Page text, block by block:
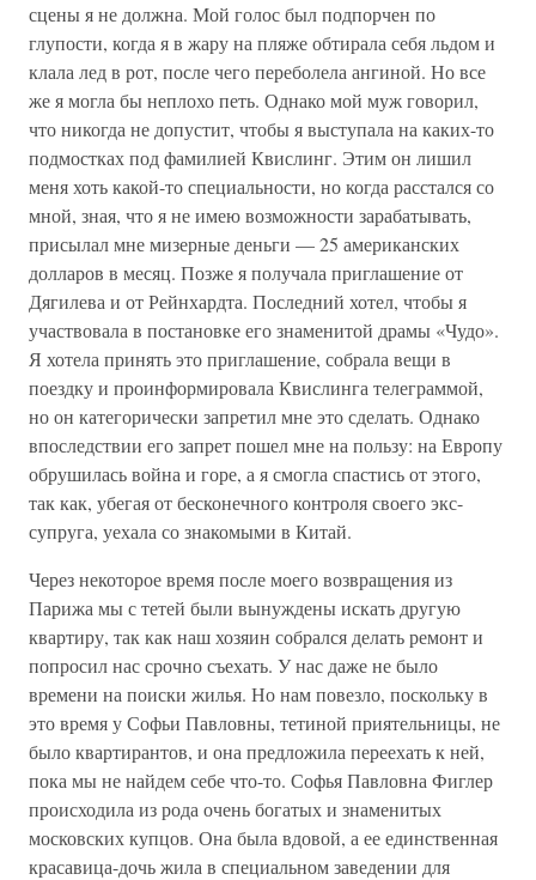
сцены я не должна. Мой голос был подпорчен по
глупости, когда я в жару на пляже обтирала себя льдом и
клала лед в рот, после чего переболела ангиной. Но все
же я могла бы неплохо петь. Однако мой муж говорил,
что никогда не допустит, чтобы я выступала на каких-то
подмостках под фамилией Квислинг. Этим он лишил
меня хоть какой-то специальности, но когда расстался со
мной, зная, что я не имею возможности зарабатывать,
присылал мне мизерные деньги — 25 американских
долларов в месяц. Позже я получала приглашение от
Дягилева и от Рейнхардта. Последний хотел, чтобы я
участвовала в постановке его знаменитой драмы «Чудо».
Я хотела принять это приглашение, собрала вещи в
поездку и проинформировала Квислинга телеграммой,
но он категорически запретил мне это сделать. Однако
впоследствии его запрет пошел мне на пользу: на Европу
обрушилась война и горе, а я смогла спастись от этого,
так как, убегая от бесконечного контроля своего экс-
супруга, уехала со знакомыми в Китай.
Через некоторое время после моего возвращения из
Парижа мы с тетей были вынуждены искать другую
квартиру, так как наш хозяин собрался делать ремонт и
попросил нас срочно съехать. У нас даже не было
времени на поиски жилья. Но нам повезло, поскольку в
это время у Софьи Павловны, тетиной приятельницы, не
было квартирантов, и она предложила переехать к ней,
пока мы не найдем себе что-то. Софья Павловна Фиглер
происходила из рода очень богатых и знаменитых
московских купцов. Она была вдовой, а ее единственная
красавица-дочь жила в специальном заведении для